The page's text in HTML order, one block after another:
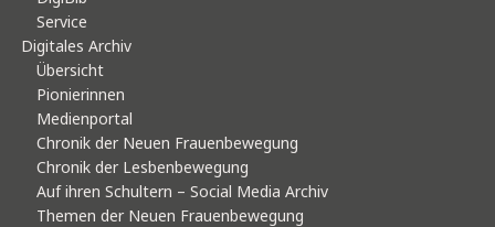
Service
Digitales Archiv
Übersicht
Pionierinnen
Medienportal
Chronik der Neuen Frauenbewegung
Chronik der Lesbenbewegung
Auf ihren Schultern – Social Media Archiv
Themen der Neuen Frauenbewegung